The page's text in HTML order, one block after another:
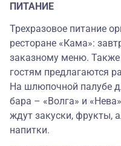
ПИТАНИЕ
Трехразовое питание
ресторане «Кама»:
заказному меню.
гостям предлагаются
На шлюпочной палубе
бара – «Волга» и
ждут закуски, фрукты,
напитки.